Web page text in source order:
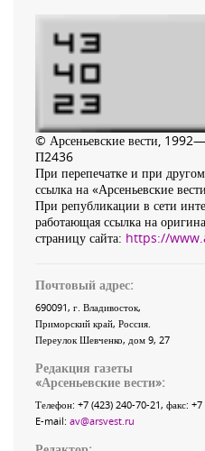
© Арсеньевские вести,
П2436
При перепечатке и при
ссылка на «Арсеньевские
При републикации в сети
работающая ссылка на
страницу сайта: https://
Почтовый адрес:
690091, г. Владивосток,
Приморский край, Россия
Переулок Шевченко, дом 9, 27
Редакция газеты
«Арсеньевские вести»:
Телефон: +7 (423) 240-70-21, факс: +7
E-mail: av@arsvest.ru